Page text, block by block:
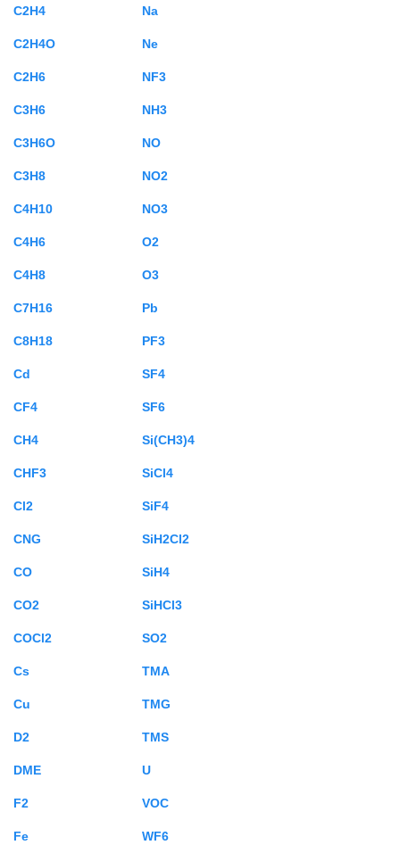
C2H4
C2H4O
C2H6
C3H6
C3H6O
C3H8
C4H10
C4H6
C4H8
C7H16
C8H18
Cd
CF4
CH4
CHF3
Cl2
CNG
CO
CO2
COCl2
Cs
Cu
D2
DME
F2
Fe
Na
Ne
NF3
NH3
NO
NO2
NO3
O2
O3
Pb
PF3
SF4
SF6
Si(CH3)4
SiCl4
SiF4
SiH2Cl2
SiH4
SiHCl3
SO2
TMA
TMG
TMS
U
VOC
WF6